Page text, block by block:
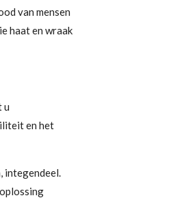
van mensen
haat en wraak
u
en het
integendeel.